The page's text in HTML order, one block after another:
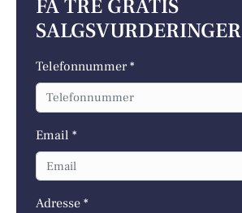
FÅ TRE GRATIS
SALGSVURDERINGER
Telefonnummer *
Email *
Adresse *